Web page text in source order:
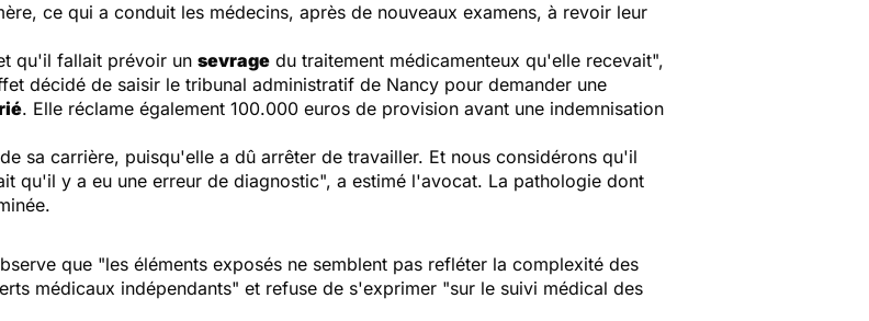
ce qui a conduit les médecins, après de nouveaux examens, à revoir leur
qu'il fallait prévoir un sevrage du traitement médicamenteux qu'elle recevait",
décidé de saisir le tribunal administratif de Nancy pour demander une
. Elle réclame également 100.000 euros de provision avant une indemnisation
sa carrière, puisqu'elle a dû arrêter de travailler. Et nous considérons qu'il
qu'il y a eu une erreur de diagnostic", a estimé l'avocat. La pathologie dont
que "les éléments exposés ne semblent pas refléter la complexité des
médicaux indépendants" et refuse de s'exprimer "sur le suivi médical des